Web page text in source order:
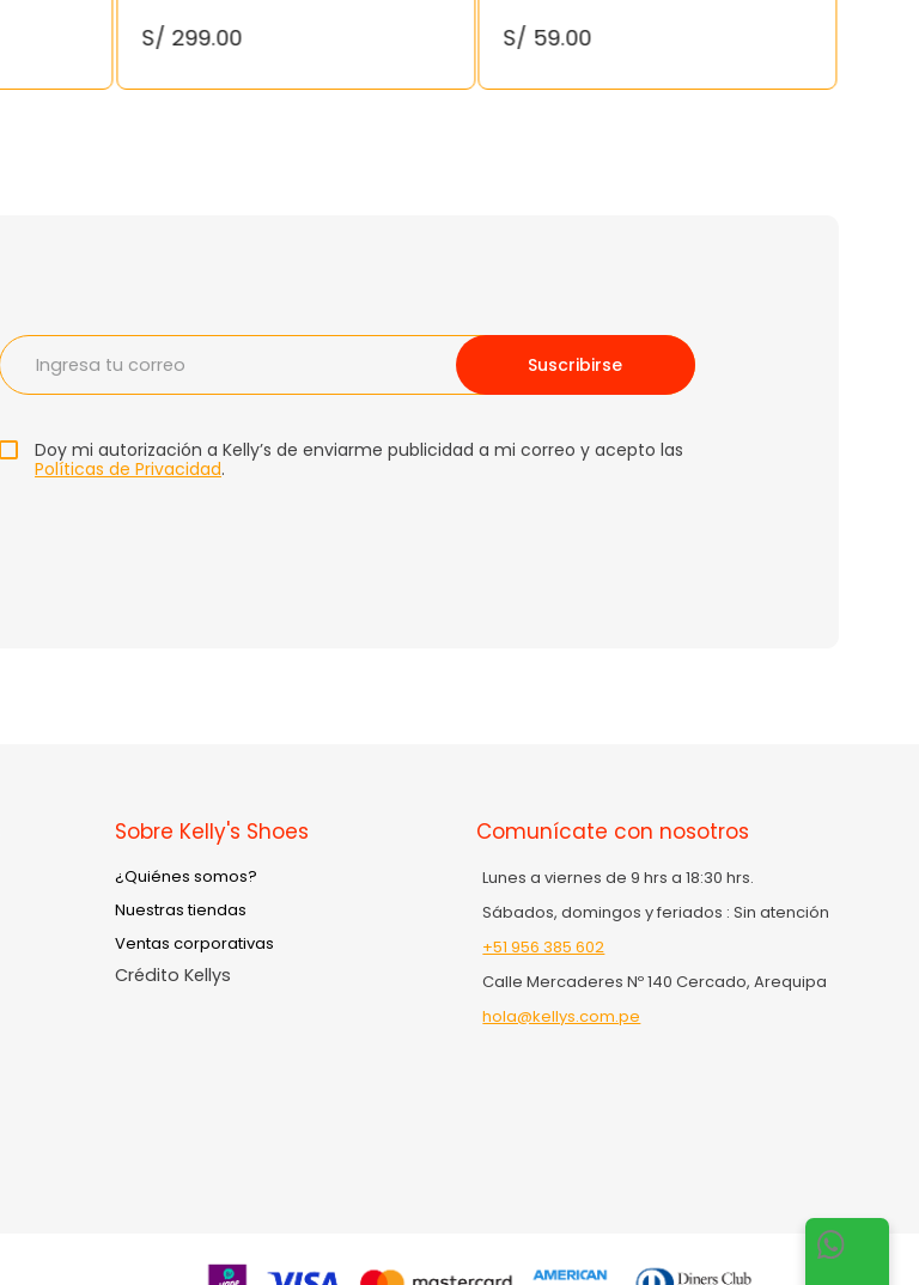
S/ 299.00 S/ 59.00
Suscribirse
Doy mi autorización a Kelly’s de enviarme publicidad a mi correo y acepto las
Políticas de Privacidad.
Sobre Kelly's Shoes
¿Quiénes somos?
Nuestras tiendas
Ventas corporativas
Crédito Kellys
Comunícate con nosotros
Lunes a viernes de 9 hrs a 18:30 hrs.
Sábados, domingos y feriados : Sin atención
+51 956 385 602
Calle Mercaderes Nº 140 Cercado, Arequipa
hola@kellys.com.pe